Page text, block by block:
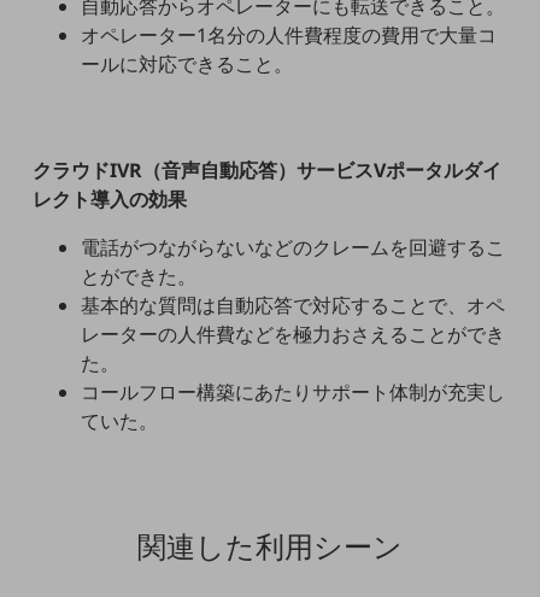
ビジネス向けスマートフォン
データ通信製品
ドコモケータイ
5G対応ホームルーター
通信モジュール製品
衛星携帯電話
IOT完了済みメーカーブランド製品
自動応答からオペレーターにも転送できること。
オペレーター1名分の人件費程度の費用で大量コ
ールに対応できること。
クラウドIVR（音声自動応答）サービスVポータルダイ
レクト導入の効果
電話がつながらないなどのクレームを回避するこ
とができた。
基本的な質問は自動応答で対応することで、オペ
レーターの人件費などを極力おさえることができ
た。
コールフロー構築にあたりサポート体制が充実し
ていた。
関連した利用シーン